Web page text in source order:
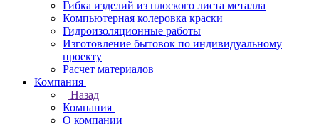
Гибка изделий из плоского листа металла
Компьютерная колеровка краски
Гидроизоляционные работы
Изготовление бытовок по индивидуальному
проекту
Расчет материалов
Компания
Назад
Компания
О компании